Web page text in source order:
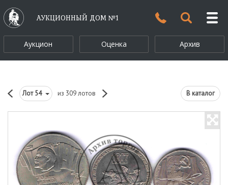
АУКЦИОННЫЙ ДОМ №1
Аукцион Оценка Архив
Лот54 из 309 лотов В каталог